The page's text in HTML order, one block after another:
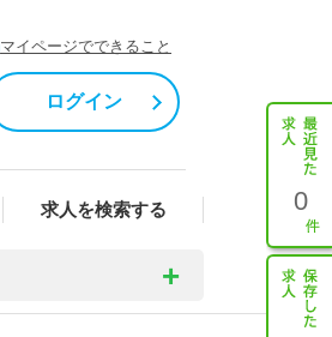
マイページでできること
ログイン
求人を検索する 0